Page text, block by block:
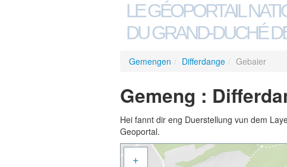
LE GÉOPORTAIL
DU GRAND-DUCHÉ
Gemengen / Differdange / Gebaier
Gemeng :
Hei fannt dir eng Duerstellung vun dem
Geoportal.
+